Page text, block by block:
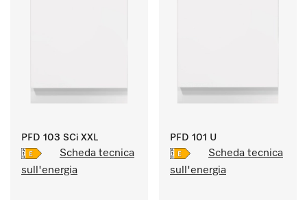
PFD 103 SCi XXL
Scheda tecnica
sull'energia
PFD 101 U
Scheda tecnica
sull'energia